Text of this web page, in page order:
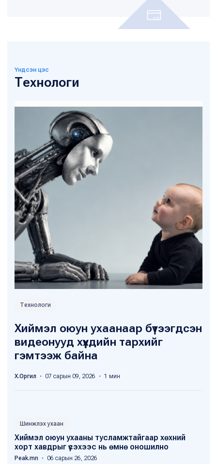
Үндсэн цэс
Технологи
Технологи
Хиймэл оюун ухаанаар бүтээгдсэн
видеонууд хүүхдийн тархийг
гэмтээж байна
Х.Оргил ・ 07 сарын 09, 2026 ・ 1 мин
Шинжлэх ухаан
Хиймэл оюун ухааны тусламжтайгаар хөхний
хорт хавдрыг үүсэхээс нь өмнө оношилно
Peak.mn ・ 06 сарын 26, 2026